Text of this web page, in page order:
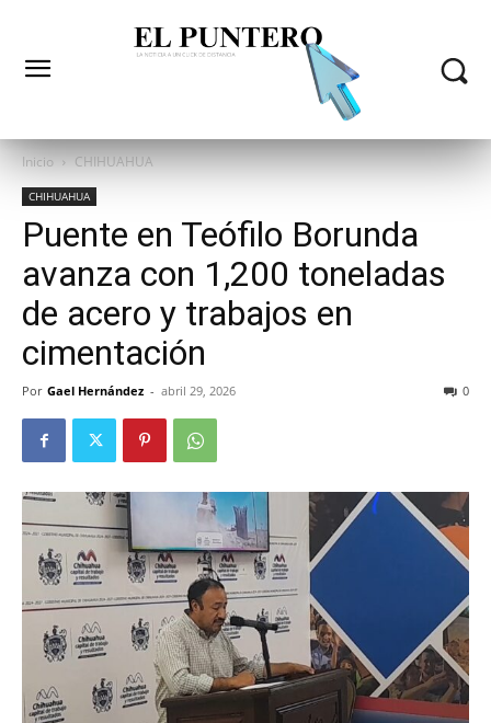
Inicio CHIHUAHUA
CHIHUAHUA
Puente en Teófilo Borunda
avanza con 1,200 toneladas
de acero y trabajos en
cimentación
Por Gael Hernández - abril 29, 2026 0